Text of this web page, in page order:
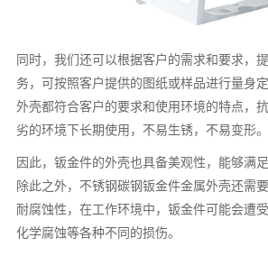
同时，我们还可以根据客户的需求和要求，
务，可按照客户提供的图纸或样品进行量身
外壳都符合客户的要求和使用环境的特点，
劣的环境下长期使用，不易生锈，不易变形。
因此，钣金件的外壳也具备美观性，能够满
除此之外，不锈钢碳钢钣金件金属外壳还需
耐腐蚀性，在工作环境中，钣金件可能会遭
化学腐蚀等各种不同的损伤。